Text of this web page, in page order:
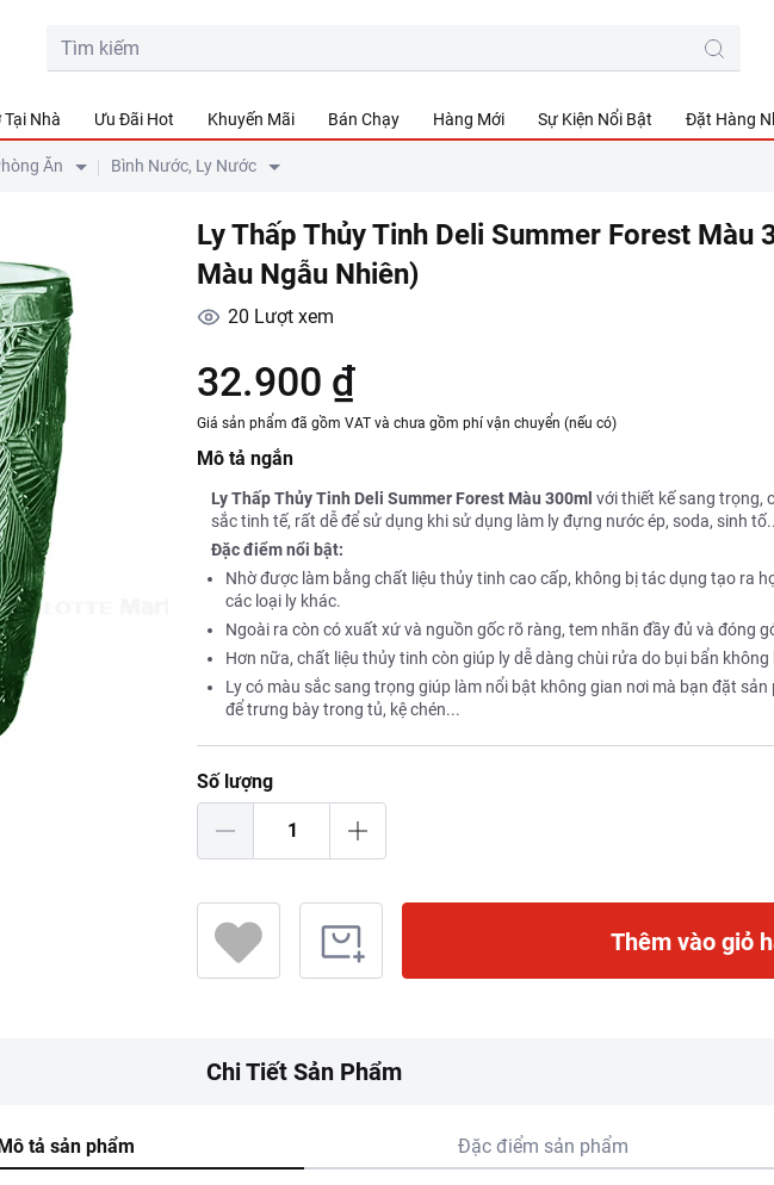
Tại Nhà Ưu Đãi Hot Khuyến Mãi Bán Chạy Hàng Mới Sự Kiện Nổi Bật Đặt Hàng
Ăn Bình Nước, Ly Nước
Ly Thấp Thủy Tinh Deli Summer Forest Màu
Màu Ngẫu Nhiên)
20 Lượt xem
32.900 ₫
Giá sản phẩm đã gồm VAT và chưa gồm phí vận chuyển (nếu có)
Mô tả ngắn
Ly Thấp Thủy Tinh Deli Summer Forest Màu 300ml với thiết kế sang trọng,
sắc tinh tế, rất dễ để sử dụng khi sử dụng làm ly đựng nước ép, soda, sinh
Đặc điểm nổi bật:
Nhờ được làm bằng chất liệu thủy tinh cao cấp, không bị tác dụng tạo ra
các loại ly khác.
Ngoài ra còn có xuất xứ và nguồn gốc rõ ràng, tem nhãn đầy đủ và đóng
Hơn nữa, chất liệu thủy tinh còn giúp ly dễ dàng chùi rửa do bụi bẩn
Ly có màu sắc sang trọng giúp làm nổi bật không gian nơi mà bạn đặt
để trưng bày trong tủ, kệ chén...
Số lượng
Thêm vào giỏ
Chi Tiết Sản Phẩm
tả sản phẩm Đặc điểm sản phẩm